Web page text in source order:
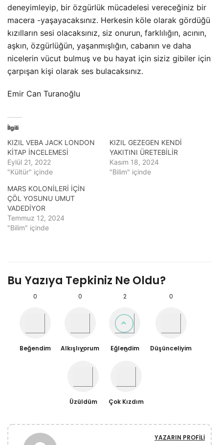
deneyimleyip, bir özgürlük mücadelesi vereceğiniz bir
macera -yaşayacaksınız. Herkesin köle olarak gördüğü
kızılların sesi olacaksınız, siz onurun, farklılığın, acının,
aşkın, özgürlüğün, yaşanmışlığın, cabanın ve daha
nicelerin vücut bulmuş ve bu hayat için siziz gibiler için
çarpışan kişi olarak ses bulacaksınız.
Emir Can Turanoğlu
İlgili
KIZIL VEBA JACK LONDON
KİTAP İNCELEMESİ
Eylül 21, 2022
"Kültür" içinde
KIZIL GEZEGEN KENDİ
YAKITINI ÜRETEBİLİR
Kasım 18, 2024
"Bilim" içinde
MARS KOLONİLERİ İÇİN
ÇÖL YOSUNU UMUT
VADEDİYOR
Temmuz 12, 2024
"Bilim" içinde
Bu Yazıya Tepkiniz Ne Oldu?
0
Beğendim
0
Alkışlıyorum
2
Eğlendim
0
Düşünceliyim
0
Üzüldüm
0
Çok Kızdım
YAZARIN PROFILI